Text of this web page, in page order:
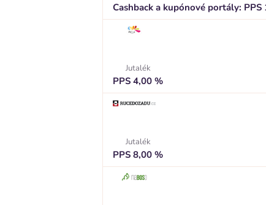
Cashback a kupónové portály:
Jutalék
PPS 4,00 %
Jutalék
PPS 8,00 %